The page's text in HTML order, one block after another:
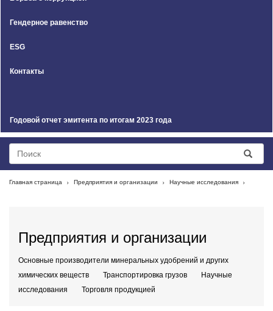
Гендерное равенство
ESG
Контакты
Годовой отчет эмитента по итогам 2023 года
Главная страница Предприятия и организации Научные исследования
Предприятия и организации
Основные производители минеральных удобрений и других
химических веществ
Транспортировка грузов
Научные
исследования
Торговля продукцией